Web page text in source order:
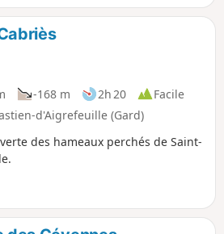
vallée sauvage, puis son lit se fraie
plus fertiles.
-168 m 2h 20
Facile
d'Aigrefeuille (Gard)
des hameaux perchés de Saint-